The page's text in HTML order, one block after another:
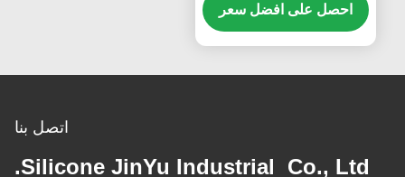
احصل على افضل سعر
اتصل بنا
Silicone JinYu Industrial Co., Ltd.